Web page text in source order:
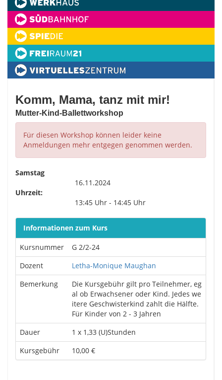
Komm, Mama, tanz mit mir!
Mutter-Kind-Ballettworkshop
Für diesen Workshop können leider keine
Anmeldungen mehr entgegen genommen werden.
Samstag
16.11.2024
Uhrzeit:
13:45 Uhr - 14:45 Uhr
Informationen zum Kurs
Kursnummer
G 2/2-24
Dozent
Letha-Monique Maughan
Bemerkung
Die Kursgebühr gilt pro Teilnehmer, eg
al ob Erwachsener oder Kind. Jedes we
itere Geschwisterkind zahlt die Hälfte.
Für Kinder von 2 - 3 Jahren
Dauer
1 x 1,33 (U)Stunden
Kursgebühr
10,00 €